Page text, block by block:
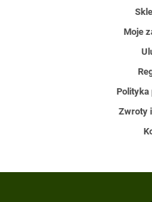
Moje
Polityka
Zwroty